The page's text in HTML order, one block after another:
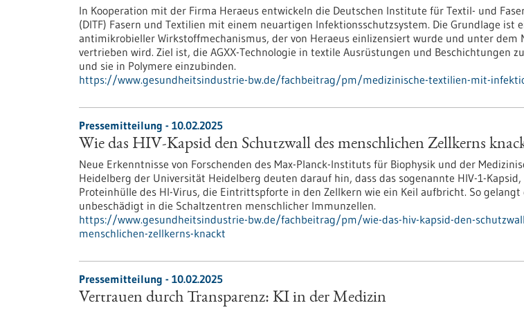
In Kooperation mit der Firma Heraeus entwickeln die Deutschen Institute für Textil- und
(DITF) Fasern und Textilien mit einem neuartigen Infektionsschutzsystem. Die Grundlage ist
antimikrobieller Wirkstoffmechanismus, der von Heraeus einlizensiert wurde und unter dem
vertrieben wird. Ziel ist, die AGXX-Technologie in textile Ausrüstungen und Beschichtungen
und sie in Polymere einzubinden.
https://www.gesundheitsindustrie-bw.de/fachbeitrag/pm/medizinische-textilien-mit-
Pressemitteilung - 10.02.2025
Wie das HIV-Kapsid den Schutzwall des menschlichen Zellkerns
Neue Erkenntnisse von Forschenden des Max-Planck-Instituts für Biophysik und der
Heidelberg der Universität Heidelberg deuten darauf hin, dass das sogenannte HIV-1-Kapsid,
Proteinhülle des HI-Virus, die Eintrittspforte in den Zellkern wie ein Keil aufbricht. So gelangt
unbeschädigt in die Schaltzentren menschlicher Immunzellen.
https://www.gesundheitsindustrie-bw.de/fachbeitrag/pm/wie-das-hiv-kapsid-den-
menschlichen-zellkerns-knackt
Pressemitteilung - 10.02.2025
Vertrauen durch Transparenz: KI in der Medizin